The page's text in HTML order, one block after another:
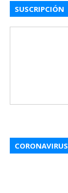
SUSCRIPCIÓN
CORONAVIRUS